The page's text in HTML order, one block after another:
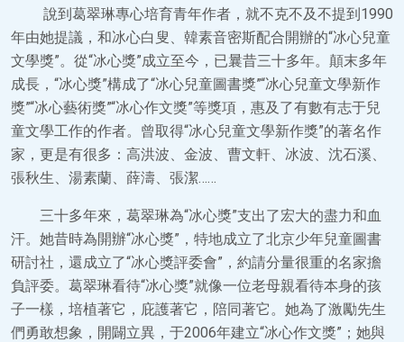
說到葛翠琳專心培育青年作者，就不克不及不提到1990
年由她提議，和冰心白叟、韓素音密斯配合開辦的“冰心兒童
文學獎”。從“冰心獎”成立至今，已曩昔三十多年。顛末多年
成長，“冰心獎”構成了“冰心兒童圖書獎”“冰心兒童文學新作
獎”“冰心藝術獎”“冰心作文獎”等獎項，惠及了有數有志于兒
童文學工作的作者。曾取得“冰心兒童文學新作獎”的著名作
家，更是有很多：高洪波、金波、曹文軒、冰波、沈石溪、
張秋生、湯素蘭、薛濤、張潔……
三十多年來，葛翠琳為“冰心獎”支出了宏大的盡力和血
汗。她昔時為開辦“冰心獎”，特地成立了北京少年兒童圖書
研討社，還成立了“冰心獎評委會”，約請分量很重的名家擔
負評委。葛翠琳看待“冰心獎”就像一位老母親看待本身的孩
子一樣，培植著它，庇護著它，陪同著它。她為了激勵先生
們勇敢想象，開闢立異，于2006年建立“冰心作文獎”；她與